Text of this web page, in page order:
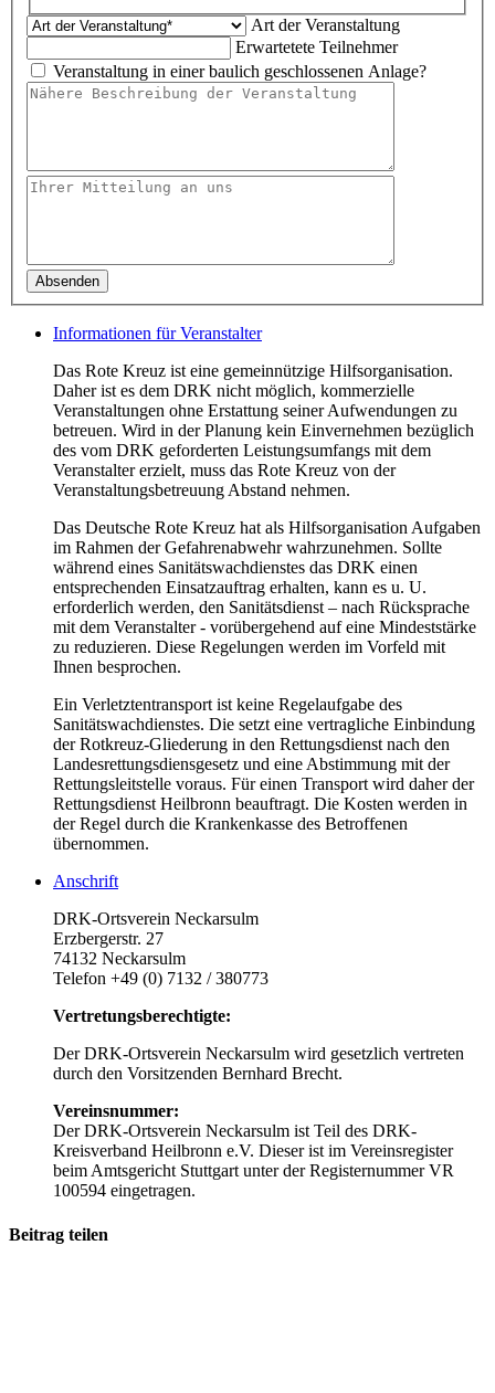
Art der Veranstaltung
Erwartetete Teilnehmer
Veranstaltung in einer baulich geschlossenen Anlage?
Informationen für Veranstalter
Das Rote Kreuz ist eine gemeinnützige Hilfsorganisation.
Daher ist es dem DRK nicht möglich, kommerzielle
Veranstaltungen ohne Erstattung seiner Aufwendungen zu
betreuen. Wird in der Planung kein Einvernehmen bezüglich
des vom DRK geforderten Leistungsumfangs mit dem
Veranstalter erzielt, muss das Rote Kreuz von der
Veranstaltungsbetreuung Abstand nehmen.
Das Deutsche Rote Kreuz hat als Hilfsorganisation Aufgaben
im Rahmen der Gefahrenabwehr wahrzunehmen. Sollte
während eines Sanitätswachdienstes das DRK einen
entsprechenden Einsatzauftrag erhalten, kann es u. U.
erforderlich werden, den Sanitätsdienst – nach Rücksprache
mit dem Veranstalter - vorübergehend auf eine Mindeststärke
zu reduzieren. Diese Regelungen werden im Vorfeld mit
Ihnen besprochen.
Ein Verletztentransport ist keine Regelaufgabe des
Sanitätswachdienstes. Die setzt eine vertragliche Einbindung
der Rotkreuz-Gliederung in den Rettungsdienst nach den
Landesrettungsdiensgesetz und eine Abstimmung mit der
Rettungsleitstelle voraus. Für einen Transport wird daher der
Rettungsdienst Heilbronn beauftragt. Die Kosten werden in
der Regel durch die Krankenkasse des Betroffenen
übernommen.
Anschrift
DRK-Ortsverein Neckarsulm
Erzbergerstr. 27
74132 Neckarsulm
Telefon +49 (0) 7132 / 380773
Vertretungsberechtigte:
Der DRK-Ortsverein Neckarsulm wird gesetzlich vertreten
durch den Vorsitzenden Bernhard Brecht.
Vereinsnummer:
Der DRK-Ortsverein Neckarsulm ist Teil des DRK-
Kreisverband Heilbronn e.V. Dieser ist im Vereinsregister
beim Amtsgericht Stuttgart unter der Registernummer VR
100594 eingetragen.
Beitrag teilen